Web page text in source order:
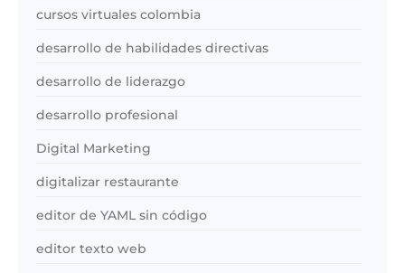
cursos virtuales colombia
desarrollo de habilidades directivas
desarrollo de liderazgo
desarrollo profesional
Digital Marketing
digitalizar restaurante
editor de YAML sin código
editor texto web